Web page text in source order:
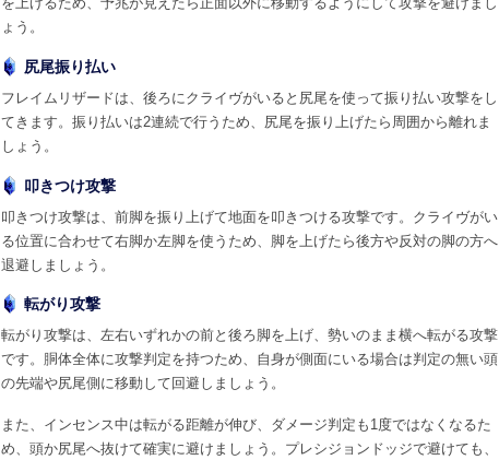
ょう。
尻尾振り払い
フレイムリザードは、後ろにクライヴがいると尻尾を使って振り払い攻撃をし
てきます。振り払いは2連続で行うため、尻尾を振り上げたら周囲から離れま
しょう。
叩きつけ攻撃
叩きつけ攻撃は、前脚を振り上げて地面を叩きつける攻撃です。クライヴがい
る位置に合わせて右脚か左脚を使うため、脚を上げたら後方や反対の脚の方へ
退避しましょう。
転がり攻撃
転がり攻撃は、左右いずれかの前と後ろ脚を上げ、勢いのまま横へ転がる攻撃
です。胴体全体に攻撃判定を持つため、自身が側面にいる場合は判定の無い頭
の先端や尻尾側に移動して回避しましょう。
また、インセンス中は転がる距離が伸び、ダメージ判定も1度ではなくなるた
め、頭か尻尾へ抜けて確実に避けましょう。プレシジョンドッジで避けても、